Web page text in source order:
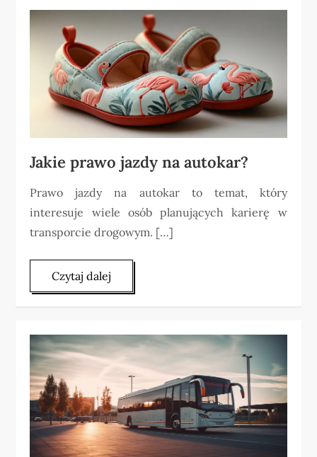
Jakie prawo jazdy na autokar?
Prawo jazdy na autokar to temat, który
interesuje wiele osób planujących karierę w
transporcie drogowym. […]
Czytaj dalej